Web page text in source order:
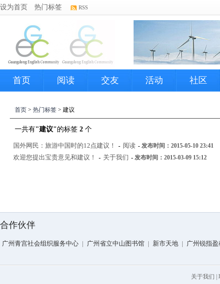
设为首页 热门标签 RSS
首页 阅读 交友 活动 社区
首页 > 热门标签 > 建议
一共有"建议"的标签 2 个
国外网民：旅游中国时的12点建议！ - 阅读 - 发布时间：2015-05-10 23:41
欢迎您提出宝贵意见和建议！ - 关于我们 - 发布时间：2015-03-09 15:12
合作伙伴
广州青宫社会组织服务中心 | 广州省立中山图书馆 | 新市天地 | 广州锐指
关于我们 |